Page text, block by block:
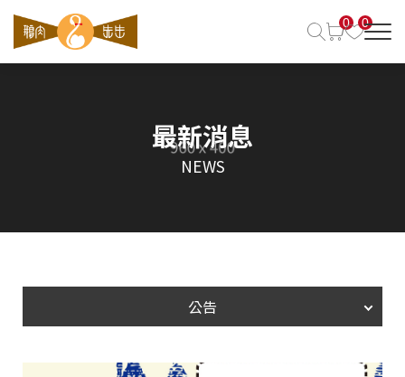
0 0
最新消息
NEWS
公告